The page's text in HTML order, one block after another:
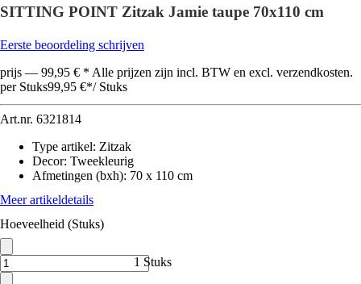
SITTING POINT Zitzak Jamie taupe 70x110 cm
Eerste beoordeling schrijven
prijs — 99,95 € * Alle prijzen zijn incl. BTW en excl. verzendkosten.
per Stuks99,95 €*/ Stuks
Art.nr. 6321814
Type artikel: Zitzak
Decor: Tweekleurig
Afmetingen (bxh): 70 x 110 cm
Meer artikeldetails
Hoeveelheid (Stuks)
1 Stuks